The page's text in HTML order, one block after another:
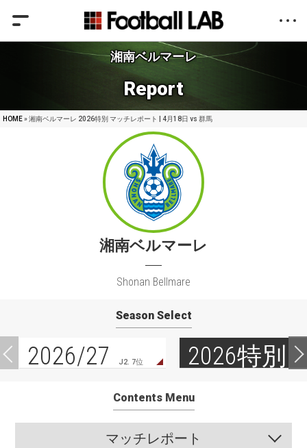
湘南ベルマーレ
Report
HOME» 湘南ベルマーレ 2026特別 マッチレポート | 4月18日 vs 群馬
湘南ベルマーレ
Shonan Bellmare
Season Select
2026/27 J2. 7位 2026特別
Contents Menu
マッチレポート